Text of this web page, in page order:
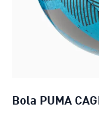
Bola PUMA